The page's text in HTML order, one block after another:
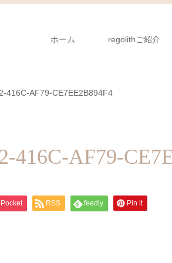
ホーム regolithご紹介
416C-AF79-CE7EE2B894F4
416C-AF79-
Pocket RSS feedly Pin it